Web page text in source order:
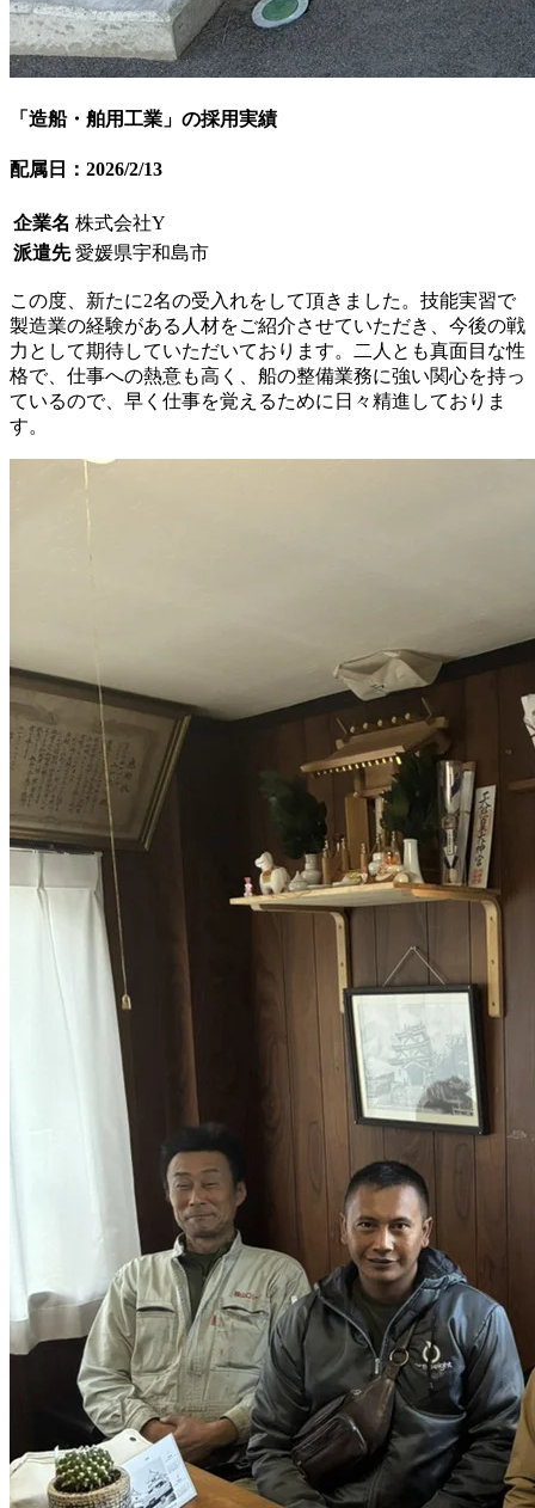
「造船・舶用工業」の採用実績
配属日：2026/2/13
企業名 株式会社Y
派遣先 愛媛県宇和島市
この度、新たに2名の受入れをして頂きました。技能実習で
製造業の経験がある人材をご紹介させていただき、今後の戦
力として期待していただいております。二人とも真面目な性
格で、仕事への熱意も高く、船の整備業務に強い関心を持っ
ているので、早く仕事を覚えるために日々精進しておりま
す。